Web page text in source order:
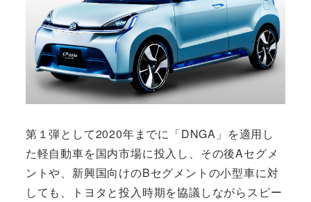
第１弾として2020年までに「DNGA」を適用し
た軽自動車を国内市場に投入し、その後Aセグメ
ントや、新興国向けのBセグメントの小型車に対
しても、トヨタと投入時期を協議しながらスピー